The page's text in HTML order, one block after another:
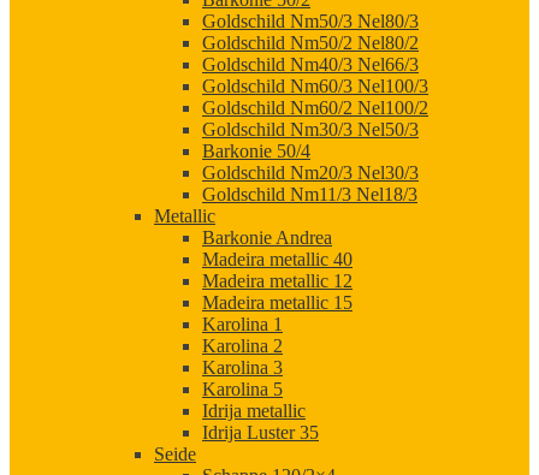
Goldschild Nm50/3 Nel80/3
Goldschild Nm50/2 Nel80/2
Goldschild Nm40/3 Nel66/3
Goldschild Nm60/3 Nel100/3
Goldschild Nm60/2 Nel100/2
Goldschild Nm30/3 Nel50/3
Barkonie 50/4
Goldschild Nm20/3 Nel30/3
Goldschild Nm11/3 Nel18/3
Metallic
Barkonie Andrea
Madeira metallic 40
Madeira metallic 12
Madeira metallic 15
Karolina 1
Karolina 2
Karolina 3
Karolina 5
Idrija metallic
Idrija Luster 35
Seide